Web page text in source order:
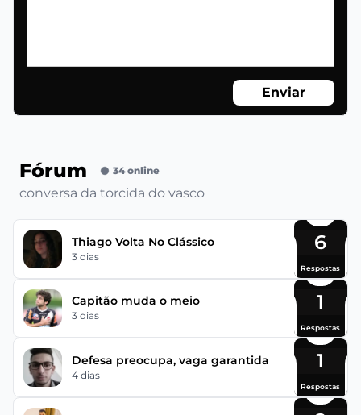
Enviar
Fórum 34 online
conversa da torcida do vasco
Thiago Volta No Clássico
3 dias
6
Respostas
Capitão muda o meio
3 dias
1
Respostas
Defesa preocupa, vaga garantida
4 dias
1
Respostas